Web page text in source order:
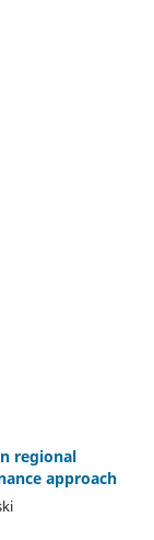
regional
approach